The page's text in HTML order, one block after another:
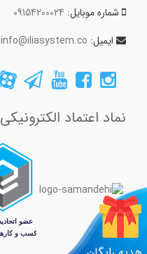
شماره موبایل: 09154200024
ایمیل: info@iliasystem.co
نماد اعتماد الکترونیکی